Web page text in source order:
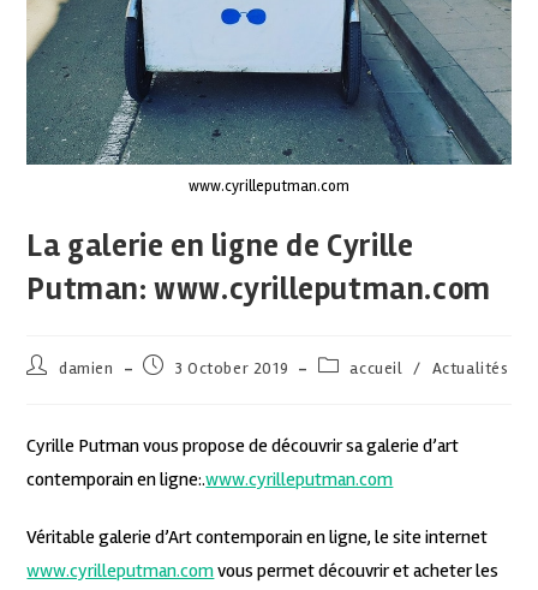
www.cyrilleputman.com
La galerie en ligne de Cyrille
Putman: www.cyrilleputman.com
damien 3 October 2019 accueil / Actualités
Cyrille Putman vous propose de découvrir sa galerie d’art
contemporain en ligne:.www.cyrilleputman.com
Véritable galerie d’Art contemporain en ligne, le site internet
www.cyrilleputman.comvous permet découvrir et acheter les